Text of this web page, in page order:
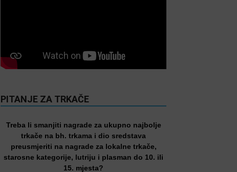
PITANJE ZA TRKAČE
Treba li smanjiti nagrade za ukupno najbolje
trkače na bh. trkama i dio sredstava
preusmjeriti na nagrade za lokalne trkače,
starosne kategorije, lutriju i plasman do 10. ili
15. mjesta?